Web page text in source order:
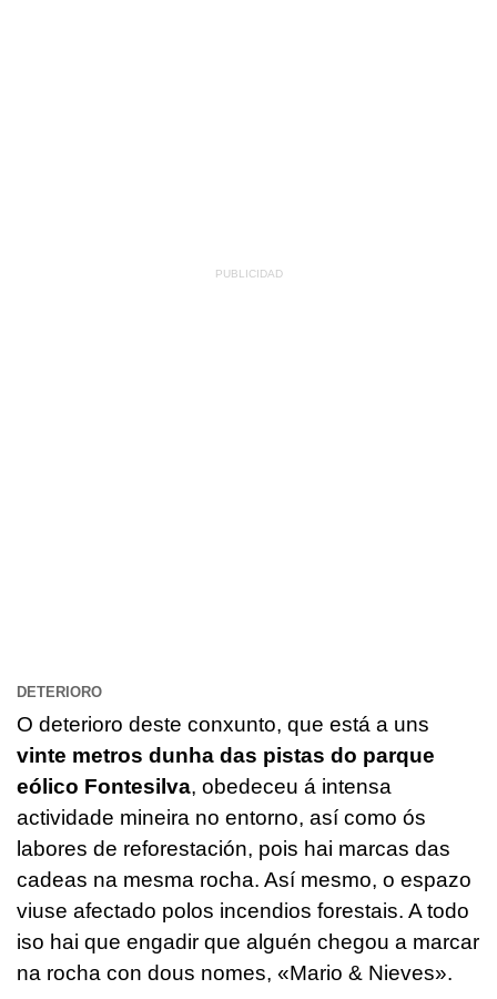
DETERIORO
O deterioro deste conxunto, que está a uns
vinte metros dunha das pistas do parque
eólico Fontesilva, obedeceu á intensa
actividade mineira no entorno, así como ós
labores de reforestación, pois hai marcas das
cadeas na mesma rocha. Así mesmo, o espazo
viuse afectado polos incendios forestais. A todo
iso hai que engadir que alguén chegou a marcar
na rocha con dous nomes, «Mario & Nieves».